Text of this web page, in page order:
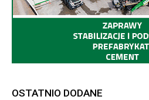
OSTATNIO DODANE